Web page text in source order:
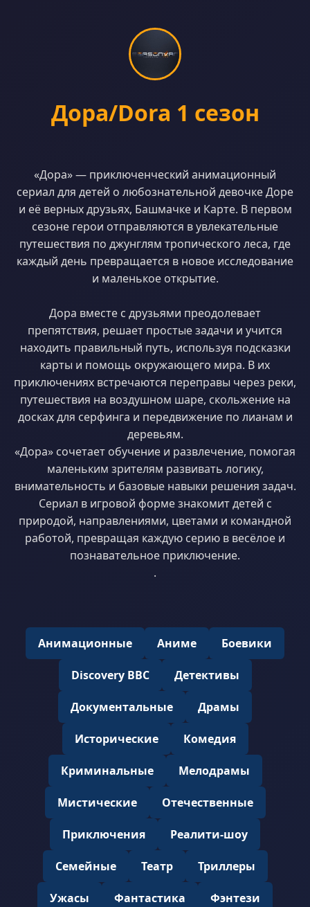
Дора/Dora 1 сезон
«Дора» — приключенческий анимационный
сериал для детей о любознательной девочке Доре
и её верных друзьях, Башмачке и Карте. В первом
сезоне герои отправляются в увлекательные
путешествия по джунглям тропического леса, где
каждый день превращается в новое исследование
и маленькое открытие.
Дора вместе с друзьями преодолевает
препятствия, решает простые задачи и учится
находить правильный путь, используя подсказки
карты и помощь окружающего мира. В их
приключениях встречаются переправы через реки,
путешествия на воздушном шаре, скольжение на
досках для серфинга и передвижение по лианам и
деревьям.
«Дора» сочетает обучение и развлечение, помогая
маленьким зрителям развивать логику,
внимательность и базовые навыки решения задач.
Сериал в игровой форме знакомит детей с
природой, направлениями, цветами и командной
работой, превращая каждую серию в весёлое и
познавательное приключение.
.
Анимационные Аниме Боевики
Discovery BBC Детективы
Документальные Драмы
Исторические Комедия
Криминальные Мелодрамы
Мистические Отечественные
Приключения Реалити-шоу
Семейные Театр Триллеры
Ужасы Фантастика Фэнтези